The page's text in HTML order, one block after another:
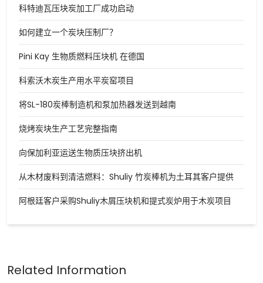
科特迪瓦压块炭加工厂成功启动
如何建立一个炭块压制厂？
Pini Kay 生物质燃料压块机 在德国
科索沃木炭生产用水平炭窑项目
将SL-180炭棒制造机和泵加热器发送到越南
烧烤炭块生产工艺完整指南
向保加利亚运送生物质压块挤出机
从木材废料到清洁燃料：Shuliy 竹炭棒机为土耳其客户提供
阿根廷客户采购Shuliy木屑压块机和提式炭炉用于木炭项目